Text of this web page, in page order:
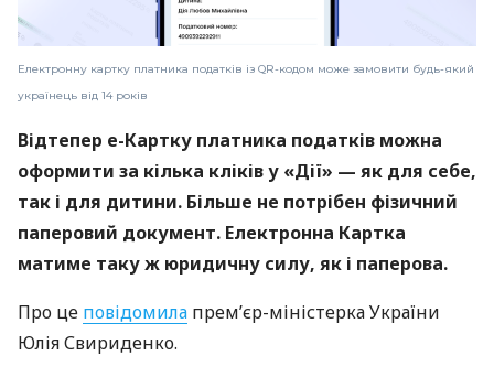
Електронну картку платника податків із QR-кодом може замовити будь-який
українець від 14 років
Відтепер е-Картку платника податків можна
оформити за кілька кліків у «Дії» — як для себе,
так і для дитини. Більше не потрібен фізичний
паперовий документ. Електронна Картка
матиме таку ж юридичну силу, як і паперова.
Про це повідомила прем’єр-міністерка України
Юлія Свириденко.